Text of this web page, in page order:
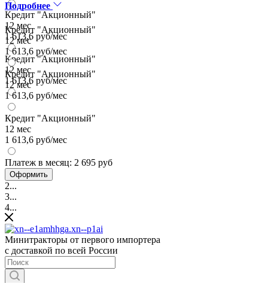
Кредит "Акционный"
12 мес
1 613,6 руб/мес
Кредит "Акционный"
12 мес
1 613,6 руб/мес
Подробнее
Кредит "Акционный"
12 мес
1 613,6 руб/мес
Кредит "Акционный"
12 мес
1 613,6 руб/мес
Кредит "Акционный"
12 мес
1 613,6 руб/мес
Платеж в месяц: 2 695 руб
Оформить
2...
3...
4...
Минитракторы от первого импортера
с доставкой по всей России